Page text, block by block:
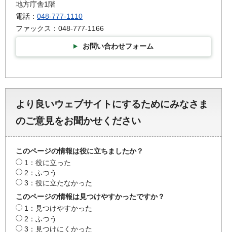
地方庁舎1階
電話： 048-777-1110
ファックス：048-777-1166
お問い合わせフォーム
より良いウェブサイトにするためにみなさま
のご意見をお聞かせください
このページの情報は役に立ちましたか？
1：役に立った
2：ふつう
3：役に立たなかった
このページの情報は見つけやすかったですか？
1：見つけやすかった
2：ふつう
3：見つけにくかった